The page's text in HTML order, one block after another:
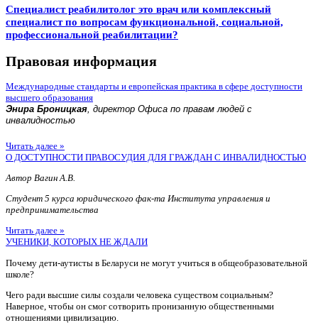
Специалист реабилитолог это врач или комплексный
специалист по вопросам функциональной, социальной,
профессиональной реабилитации?
Правовая информация
Международные стандарты и европейская практика в сфере доступности
высшего образования
Энира Броницкая, директор Офиса по правам людей с
инвалидностью
Читать далее »
О ДОСТУПНОСТИ ПРАВОСУДИЯ ДЛЯ ГРАЖДАН С ИНВАЛИДНОСТЬЮ
Автор Вагин А.В.
Студент 5 курса юридического фак-та Института управления и
предпринимательства
Читать далее »
УЧЕНИКИ, КОТОРЫХ НЕ ЖДАЛИ
Почему дети-аутисты в Беларуси не могут учиться в общеобразовательной
школе?
Чего ради высшие силы создали человека существом социальным?
Наверное, чтобы он смог сотворить пронизанную общественными
отношениями цивилизацию.